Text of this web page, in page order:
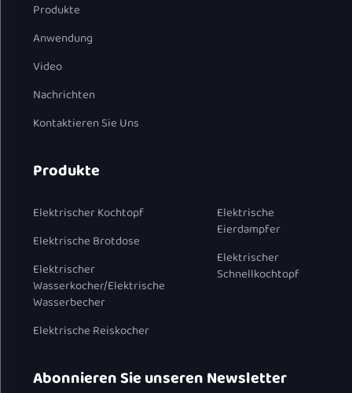
Produkte
Anwendung
Video
Nachrichten
Kontaktieren Sie Uns
Produkte
Elektrischer Kochtopf
Elektrische Brotdose
Elektrischer
Wasserkocher/Elektrische
Wasserbecher
Elektrische Reiskocher
Elektrische
Eierdampfer
Elektrischer
Schnellkochtopf
Abonnieren Sie unseren Newsletter